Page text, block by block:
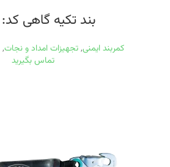
بند تکیه گاهی کد:A601
کمربند ایمنی, تجهیزات امداد و نجات,
تماس بگیرید